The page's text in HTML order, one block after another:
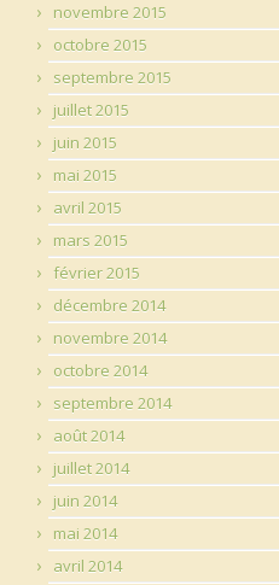
novembre 2015
octobre 2015
septembre 2015
juillet 2015
juin 2015
mai 2015
avril 2015
mars 2015
février 2015
décembre 2014
novembre 2014
octobre 2014
septembre 2014
août 2014
juillet 2014
juin 2014
mai 2014
avril 2014